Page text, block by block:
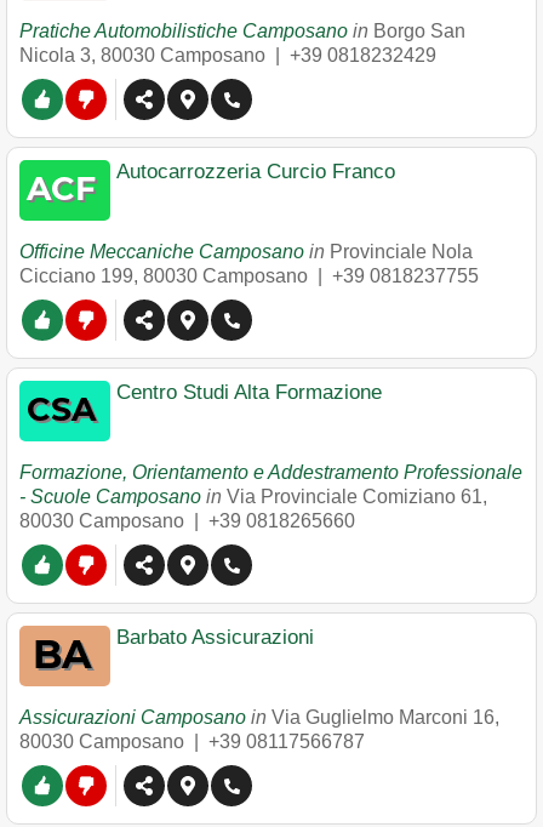
Pratiche Automobilistiche Camposano in Borgo San
Nicola 3, 80030 Camposano +39 0818232429
Autocarrozzeria Curcio Franco
Officine Meccaniche Camposano in Provinciale Nola
Cicciano 199, 80030 Camposano +39 0818237755
Centro Studi Alta Formazione
Formazione, Orientamento e Addestramento Professionale
- Scuole Camposano in Via Provinciale Comiziano 61,
80030 Camposano +39 0818265660
Barbato Assicurazioni
Assicurazioni Camposano in Via Guglielmo Marconi 16,
80030 Camposano +39 08117566787